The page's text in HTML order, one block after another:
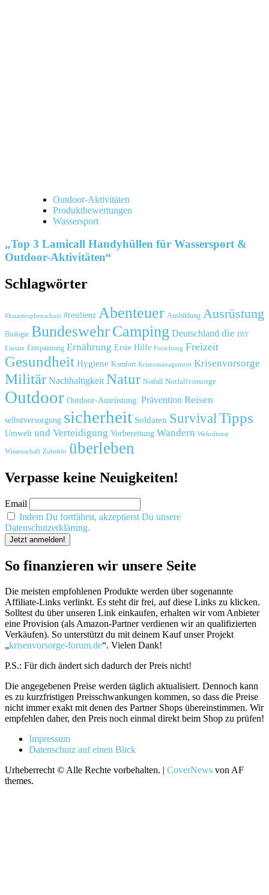
Outdoor-Aktivitäten
Produktbewertungen
Wassersport
„Top 3 Lamicall Handyhüllen für Wassersport &
Outdoor-Aktivitäten“
Schlagwörter
#katastrophenschutz #resilienz Abenteuer Ausbildung Ausrüstung
Biologie BundeswehrCamping Deutschland die DIY
Einsatz Entspannung Ernährung Erste Hilfe Forschung Freizeit
Gesundheit Hygiene Komfort Krisenmanagement Krisenvorsorge
Militär Nachhaltigkeit Natur Notfall Notfallvorsorge
Outdoor Outdoor-Ausrüstung. Prävention Reisen
selbstversorgung sicherheit Soldaten SurvivalTipps
Umwelt und Verteidigung Vorbereitung Wandern Wehrdienst
Wissenschaft Zubehör überleben
Verpasse keine Neuigkeiten!
Email
Indem Du fortfährst, akzeptierst Du unsere
Datenschutzerklärung.
So finanzieren wir unsere Seite
Die meisten empfohlenen Produkte werden über sogenannte
Affiliate-Links verlinkt. Es steht dir frei, auf diese Links zu klicken.
Solltest du über unseren Link einkaufen, erhalten wir vom Anbieter
eine Provision (als Amazon-Partner verdienen wir an qualifizierten
Verkäufen). So unterstützt du mit deinem Kauf unser Projekt
„krisenvorsorge-forum.de“. Vielen Dank!
P.S.: Für dich ändert sich dadurch der Preis nicht!
Die angegebenen Preise werden täglich aktualisiert. Dennoch kann
es zu kurzfristigen Preisschwankungen kommen, so dass die Preise
nicht immer exakt mit denen des Partner Shops übereinstimmen. Wir
empfehlen daher, den Preis noch einmal direkt beim Shop zu prüfen!
Impressum
Datenschutz auf einen Blick
Urheberrecht © Alle Rechte vorbehalten. | CoverNews von AF
themes.